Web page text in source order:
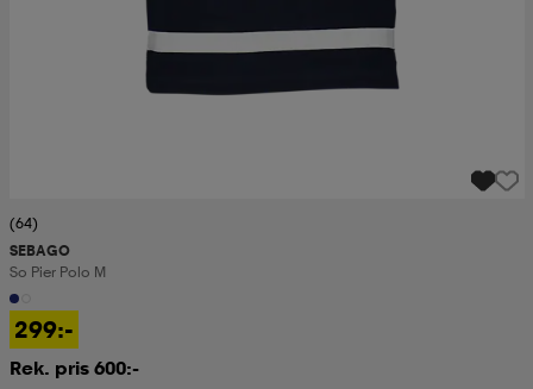
(64)
SEBAGO
So Pier Polo M
299:-
Rek. pris 600:-